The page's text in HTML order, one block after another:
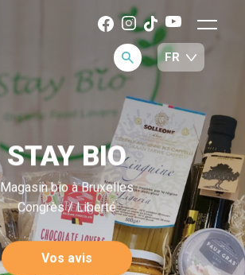
STAY BIO
Magasin bio à Bruxelles
Congrès / Liberté
Vos avis